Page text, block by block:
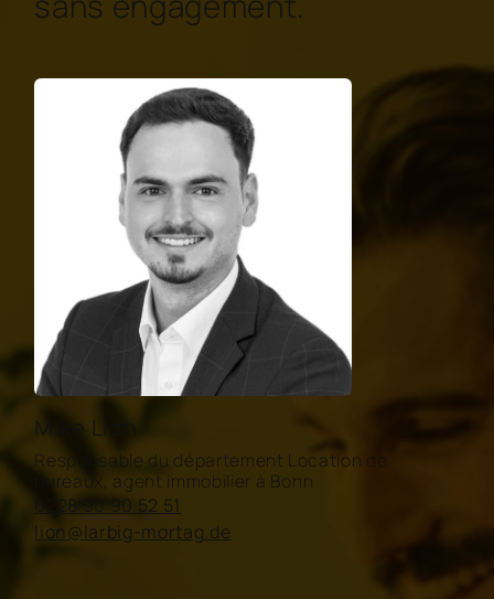
Mike Lion
Responsable du département Location de
bureaux, agent immobilier à Bonn
0228 90 90 52 51
lion@larbig-mortag.de